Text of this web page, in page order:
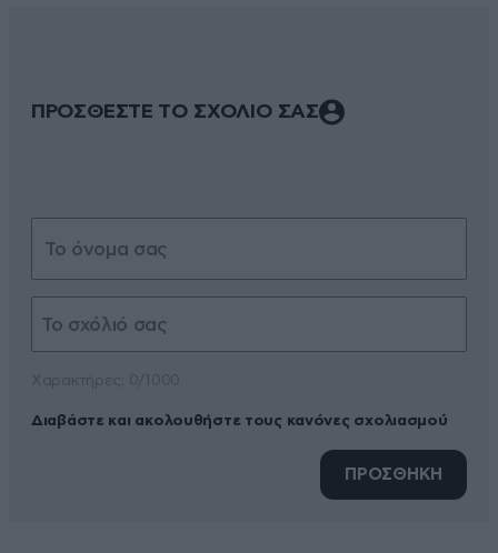
ΠΡΟΣΘΕΣΤΕ ΤΟ ΣΧΟΛΙΟ ΣΑΣ
Διαβάστε και ακολουθήστε τους κανόνες σχολιασμού
ΠΡΟΣΘΗΚΗ